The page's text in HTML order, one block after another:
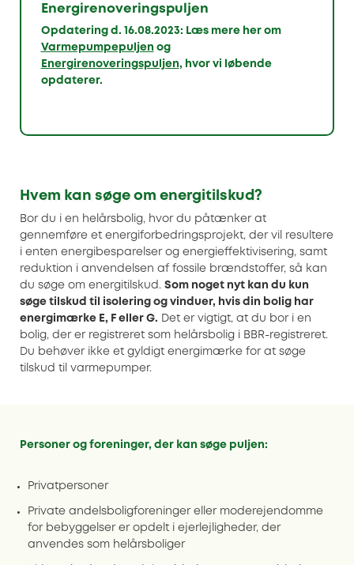
Energirenoveringspuljen
Opdatering d. 16.08.2023: Læs mere her om
Varmepumpepuljen og
Energirenoveringspuljen, hvor vi løbende
opdaterer.
Hvem kan søge om energitilskud?
Bor du i en helårsbolig, hvor du påtænker at
gennemføre et energiforbedringsprojekt, der vil resultere
i enten energibesparelser og energieffektivisering, samt
reduktion i anvendelsen af fossile brændstoffer, så kan
du søge om energitilskud. Som noget nyt kan du kun
søge tilskud til isolering og vinduer, hvis din bolig har
energimærke E, F eller G. Det er vigtigt, at du bor i en
bolig, der er registreret som helårsbolig i BBR-registreret.
Du behøver ikke et gyldigt energimærke for at søge
tilskud til varmepumper.
Personer og foreninger, der kan søge puljen:
Privatpersoner
Private andelsboligforeninger eller moderejendomme
for bebyggelser er opdelt i ejerlejligheder, der
anvendes som helårsboliger